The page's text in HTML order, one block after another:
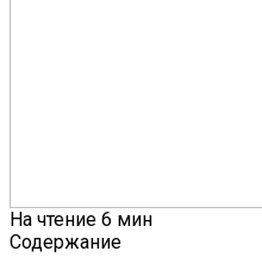
На чтение 6 мин
Содержание